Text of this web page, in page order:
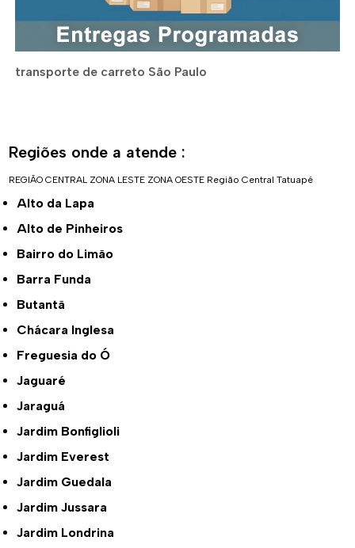
transporte de carreto São Paulo
Regiões onde a atende :
REGIÃO CENTRAL ZONA LESTE ZONA OESTE Região Central Tatuapé
Alto da Lapa
Alto de Pinheiros
Bairro do Limão
Barra Funda
Butantã
Chácara Inglesa
Freguesia do Ó
Jaguaré
Jaraguá
Jardim Bonfiglioli
Jardim Everest
Jardim Guedala
Jardim Jussara
Jardim Londrina